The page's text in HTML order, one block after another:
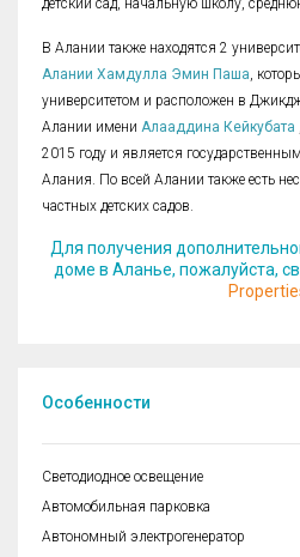
детский сад, начальную школу,
В Алании также находятся 2
Алании Хамдулла Эмин Паша,
университетом и расположен в
Алании имени Алааддина Кейкубата
2015 году и является
Алания. По всей Алании также есть
частных детских садов.
Для получения
доме в Аланье, пожалуйста,
Особенности
Cветодиодное освещение
Автомобильная парковка
Автономный электрогенератор